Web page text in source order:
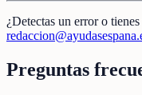
¿Detectas un error o
Preguntas